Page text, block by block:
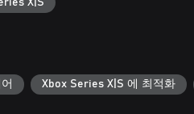
Xbox Series X|S 에 최적화